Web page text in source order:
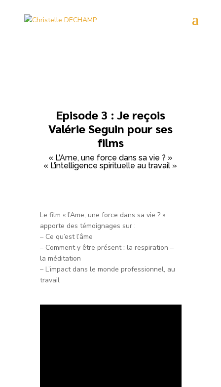
Episode 3 : Je reçois
Valérie Seguin pour ses
films
« L’Ame, une force dans sa vie ? »
« L’intelligence spirituelle au travail »
Le film « l’Ame, une force dans sa vie ? »
apporte des témoignages sur :
– Ce qu’est l’âme
– Comment y être présent : la respiration –
la méditation
– L’impact dans le monde professionnel, au
travail